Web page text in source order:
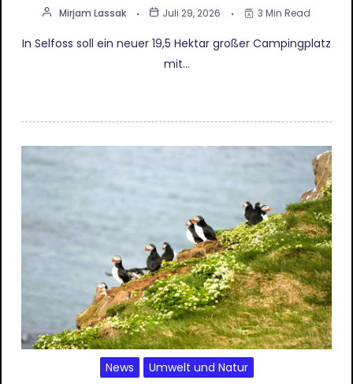
Mirjam Lassak Juli 29, 2026 3 Min Read
In Selfoss soll ein neuer 19,5 Hektar großer Campingplatz
mit…
News Umwelt und Natur